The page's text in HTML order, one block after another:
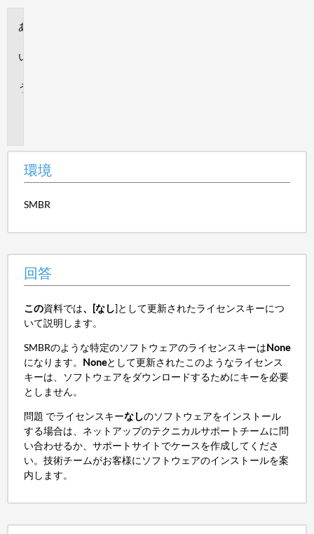
環境
SMBR
回答
この資料では、[なし]として更新されたライセンスキーにつ
いて説明します。
SMBRのような特定のソフトウェアのライセンスキーはNone
になります。 Noneとして更新されたこのようなライセンス
キーは、ソフトウェアをダウンロードするためにキーを必要
としません。
問題 でライセンスキーなしのソフトウェアをインストール
する場合は、ネットアップのテクニカルサポートチームに問
い合わせるか、サポートサイトでケースを作成してくださ
い。技術チームがお客様にソフトウェアのインストールを案
内します。